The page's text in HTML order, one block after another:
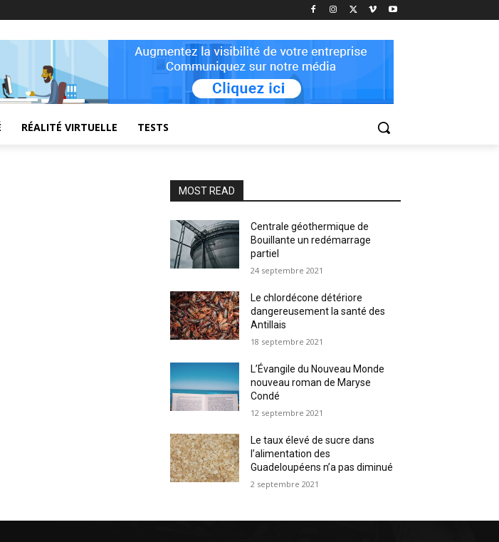
RÉALITÉ VIRTUELLE TESTS
MOST READ
Centrale géothermique de
Bouillante un redémarrage
partiel
24 septembre 2021
Le chlordécone détériore
dangereusement la santé des
Antillais
18 septembre 2021
L’Évangile du Nouveau Monde
nouveau roman de Maryse
Condé
12 septembre 2021
Le taux élevé de sucre dans
l’alimentation des
Guadeloupéens n’a pas diminué
2 septembre 2021